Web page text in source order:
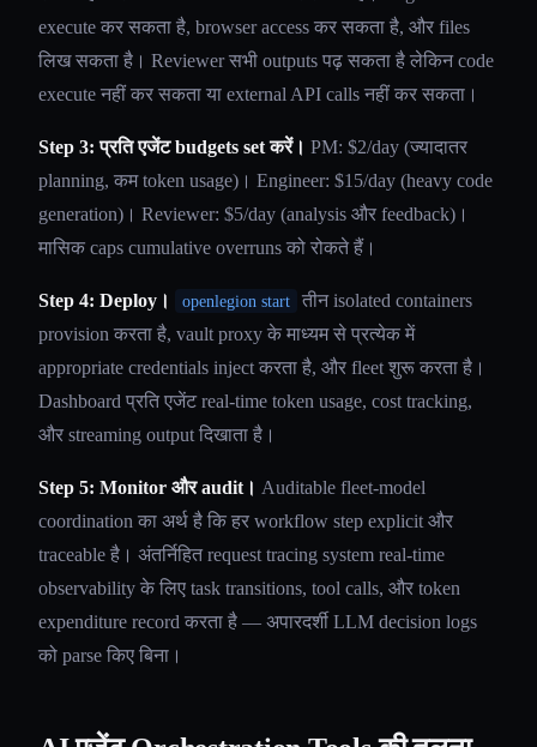
execute कर सकता है, browser access कर सकता है, और files
लिख सकता है। Reviewer सभी outputs पढ़ सकता है लेकिन code
execute नहीं कर सकता या external API calls नहीं कर सकता।
Step 3: प्रति एजेंट budgets set करें। PM: $2/day (ज्यादातर
planning, कम token usage)। Engineer: $15/day (heavy code
generation)। Reviewer: $5/day (analysis और feedback)।
मासिक caps cumulative overruns को रोकते हैं।
Step 4: Deploy। openlegion start
तीन isolated containers
provision करता है, vault proxy के माध्यम से प्रत्येक में
appropriate credentials inject करता है, और fleet शुरू करता है।
Dashboard प्रति एजेंट real-time token usage, cost tracking,
और streaming output दिखाता है।
Step 5: Monitor और audit। Auditable fleet-model
coordination का अर्थ है कि हर workflow step explicit और
traceable है। अंतर्निहित request tracing system real-time
observability के लिए task transitions, tool calls, और token
expenditure record करता है — अपारदर्शी LLM decision logs
को parse किए बिना।